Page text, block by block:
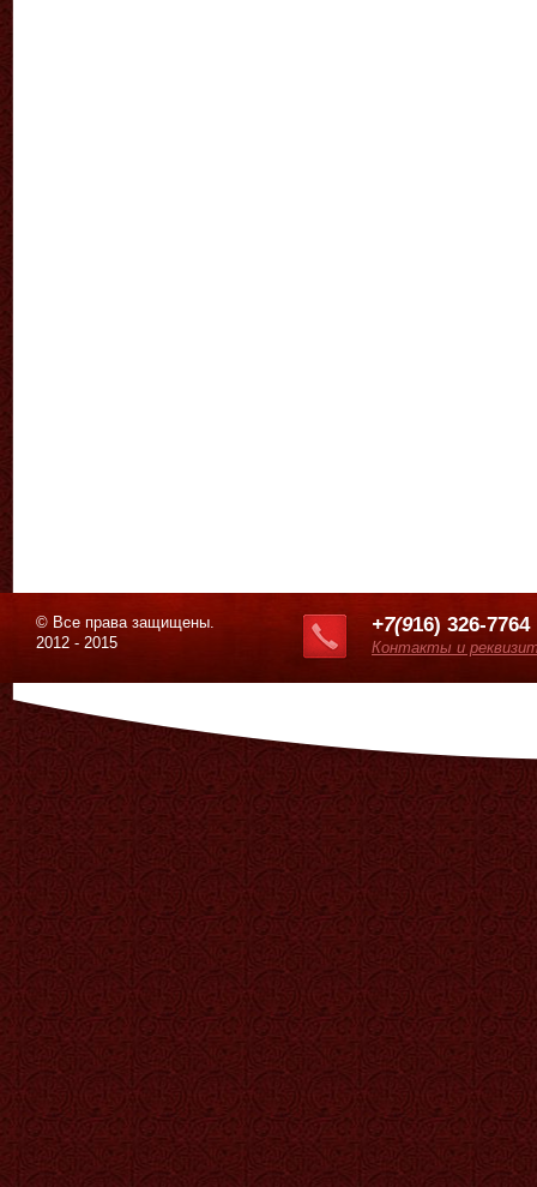
© Все права защищены.
2012 - 2015
+7(916) 326-7764
Контакты и